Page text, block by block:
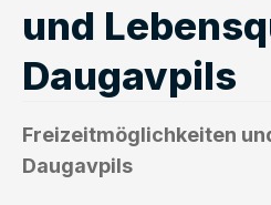
und
Daugavpils
Freizeitmöglichkeiten
Daugavpils